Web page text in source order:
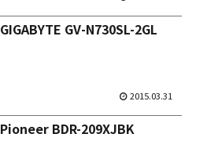
GIGABYTE GV-N730SL-2GL
2015.03.31
Pioneer BDR-209XJBK